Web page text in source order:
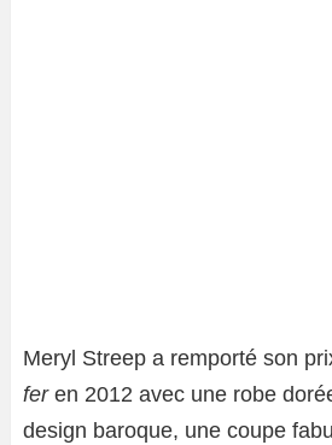
Meryl Streep a remporté son
feren 2012 avec une robe
design baroque, une coupe